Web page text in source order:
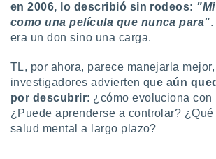
en 2006, lo describió sin rodeos:
como una película que nunca para"
era un don sino una carga.
TL, por ahora, parece manejarla
investigadores advierten que aún
por descubrir: ¿cómo evoluciona con
¿Puede aprenderse a controlar?
salud mental a largo plazo?